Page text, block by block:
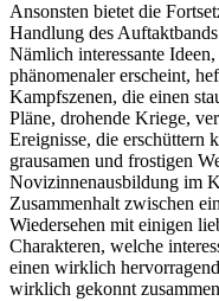
Ansonsten bietet die
Handlung des
Nämlich interessante
phänomenaler erscheint,
Kampfszenen, die einen
Pläne, drohende Kriege,
Ereignisse, die erschüttern
grausamen und frostigen
Novizinnenausbildung im
Zusammenhalt zwischen
Wiedersehen mit einigen
Charakteren, welche
einen wirklich
wirklich gekonnt